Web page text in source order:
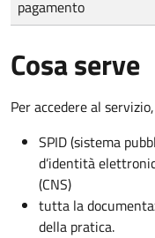
pagamento
Cosa serve
Per accedere al
SPID (sistema
d’identità
(CNS)
tutta la
della pratica.